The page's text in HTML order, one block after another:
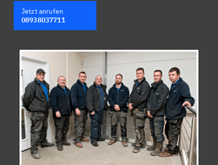
Jetzt anrufen
08938037711